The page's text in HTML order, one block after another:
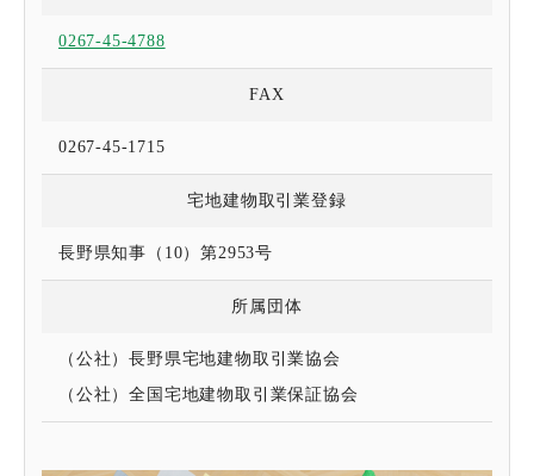
0267-45-4788
FAX
0267-45-1715
宅地建物取引業登録
長野県知事（10）第2953号
所属団体
（公社）長野県宅地建物取引業協会
（公社）全国宅地建物取引業保証協会